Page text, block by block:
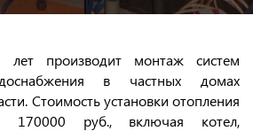
производит монтаж систем
в частных домах
Стоимость установки отопления
руб., включая котел,